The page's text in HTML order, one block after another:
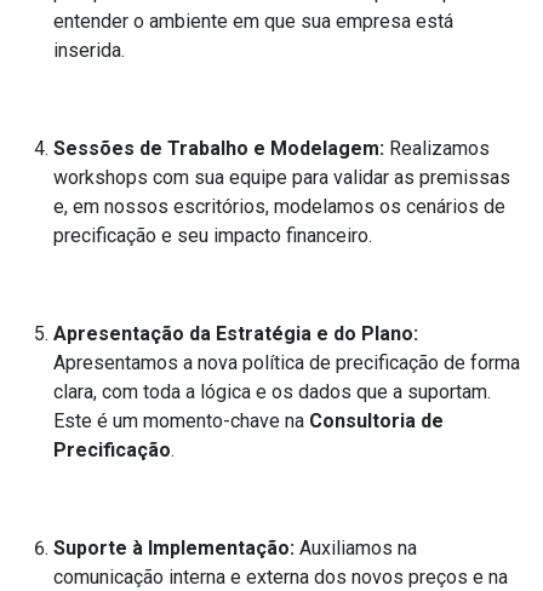
entender o ambiente em que sua empresa está
inserida.
Sessões de Trabalho e Modelagem: Realizamos
workshops com sua equipe para validar as premissas
e, em nossos escritórios, modelamos os cenários de
precificação e seu impacto financeiro.
Apresentação da Estratégia e do Plano:
Apresentamos a nova política de precificação de forma
clara, com toda a lógica e os dados que a suportam.
Este é um momento-chave na Consultoria de
Precificação.
Suporte à Implementação: Auxiliamos na
comunicação interna e externa dos novos preços e na